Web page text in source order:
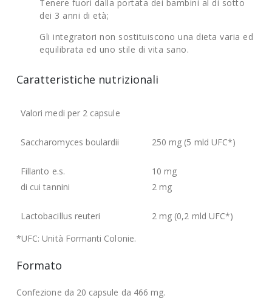
Tenere fuori dalla portata dei bambini al di sotto
dei 3 anni di età;
Gli integratori non sostituiscono una dieta varia ed
equilibrata ed uno stile di vita sano.
Caratteristiche nutrizionali
Valori medi per 2 capsule
Saccharomyces boulardii 250 mg (5 mld UFC*)
Fillanto e.s.
di cui tannini
10 mg
2 mg
Lactobacillus reuteri
2 mg (0,2 mld UFC*)
*UFC: Unità Formanti Colonie.
Formato
Confezione da 20 capsule da 466 mg.